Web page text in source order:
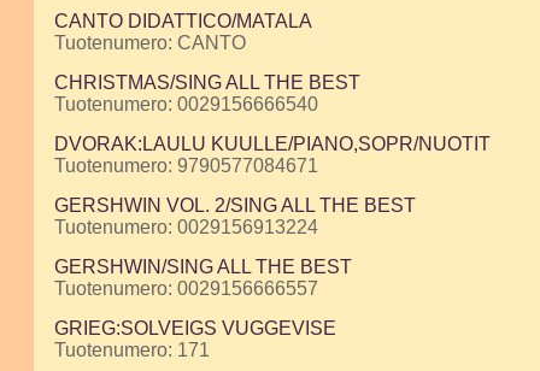
CANTO DIDATTICO/MATALA
Tuotenumero: CANTO
CHRISTMAS/SING ALL THE BEST
Tuotenumero: 0029156666540
DVORAK:LAULU KUULLE/PIANO,SOPR/NUOTIT
Tuotenumero: 9790577084671
GERSHWIN VOL. 2/SING ALL THE BEST
Tuotenumero: 0029156913224
GERSHWIN/SING ALL THE BEST
Tuotenumero: 0029156666557
GRIEG:SOLVEIGS VUGGEVISE
Tuotenumero: 171